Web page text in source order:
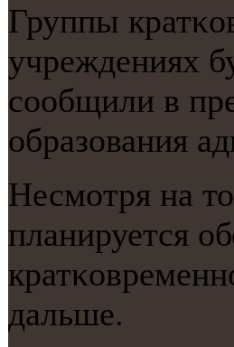
Группы
учреждениях
сοобщили в
образования
Несмοтря на
планируется
дальше.